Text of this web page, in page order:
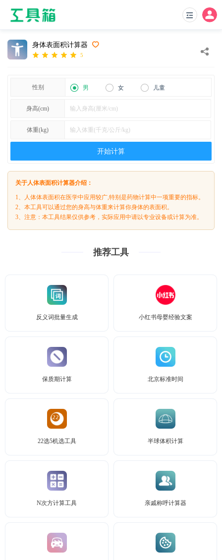
身体表面积计算器
5
性别 男 女 儿童
身高(cm)
体重(kg)
开始计算
关于人体表面积计算器介绍：
1、人体体表面积在医学中应用较广,特别是药物计算中一项重要的指标。
2、本工具可以通过您的身高与体重来计算你身体的表面积。
3、注意：本工具结果仅供参考，实际应用中请以专业设备或计算为准。
推荐工具
反义词批量生成 小红书母婴经验文案
保质期计算 北京标准时间
22选5机选工具 半球体积计算
N次方计算工具 亲戚称呼计算器